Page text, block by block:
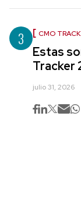
3 CMO
Estas
Tracker
julio 31, 2026